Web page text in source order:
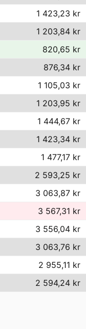
1 423,23 kr
1 203,84 kr
820,65 kr
876,34 kr
1 105,03 kr
1 203,95 kr
1 444,67 kr
1 423,34 kr
1 477,17 kr
2 593,25 kr
3 063,87 kr
3 567,31 kr
3 556,04 kr
3 063,76 kr
2 955,11 kr
2 594,24 kr